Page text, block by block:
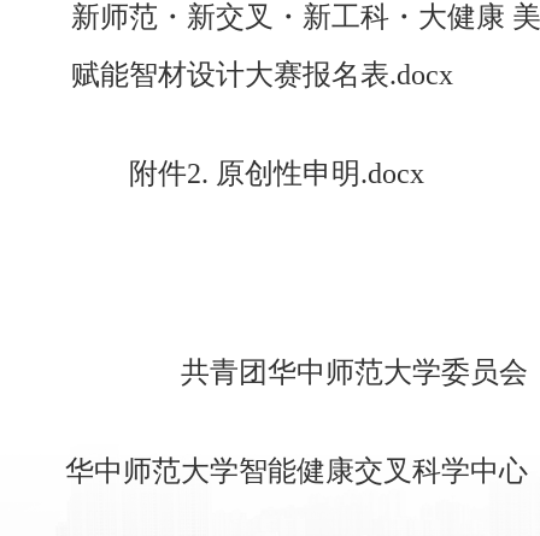
新师范・新交叉・新工科・大健康
赋能智材设计大赛报名表.docx
附件2. 原创性申明.docx
共青团华中师范大学委员会
华中师范大学智能健康交叉科学中心